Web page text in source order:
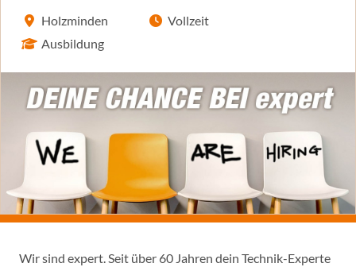
Holzminden
Ausbildung
Vollzeit
Wir sind expert. Seit über 60 Jahren dein Technik-Experte